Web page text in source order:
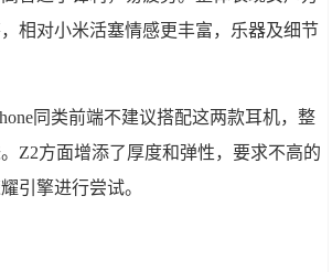
相对小米活塞情感更丰富，乐器及细节
同类前端不建议搭配这两款耳机，整
Z2方面增添了厚度和弹性，要求不高的
引擎进行尝试。